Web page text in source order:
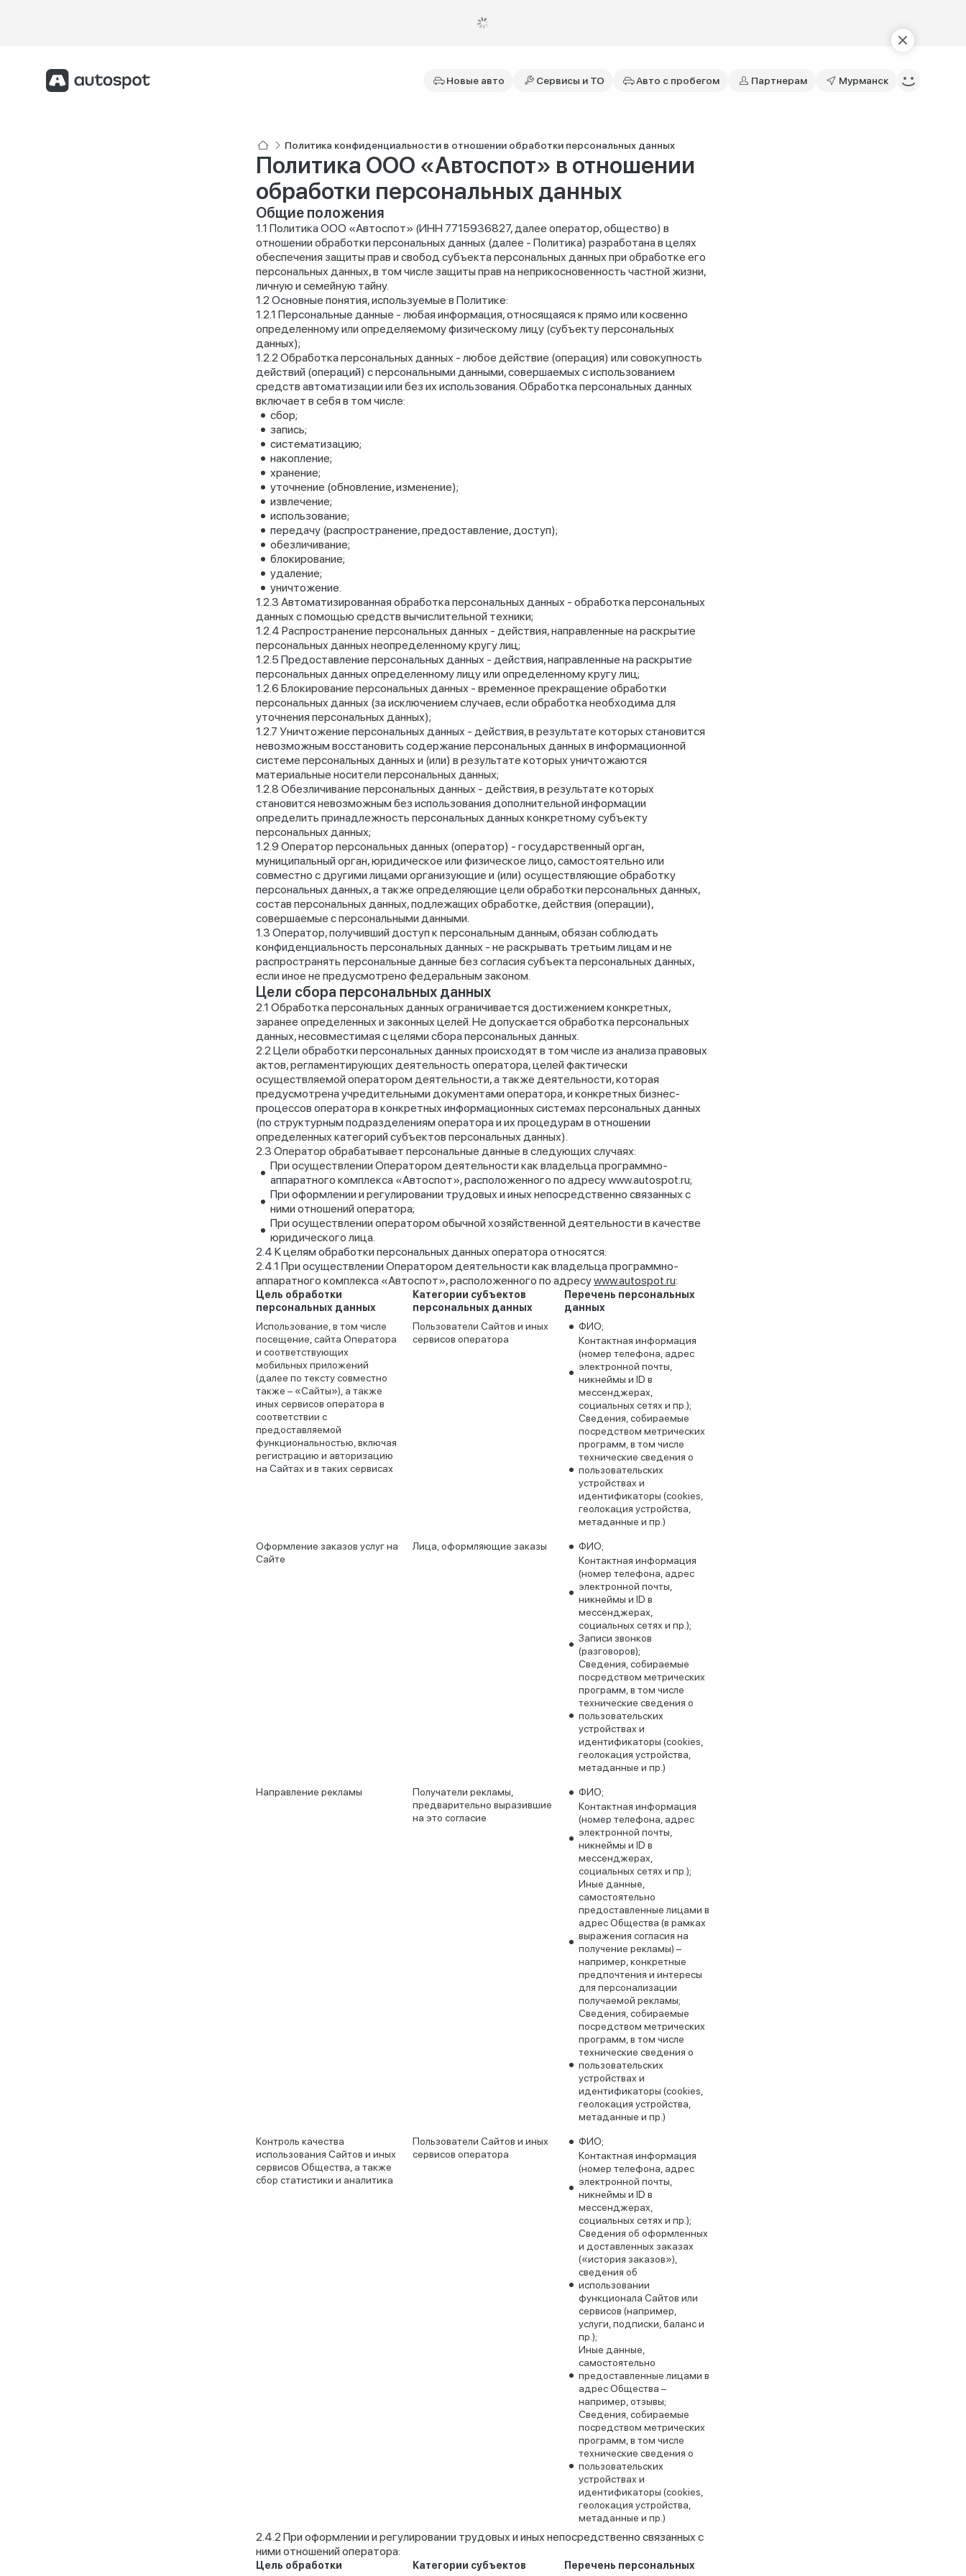
Новые авто Сервисы и ТО Авто с пробегом Партнерам Мурманск
Политика конфиденциальности в отношении обработки персональных данных
Политика ООО «Автоспот» в отношении
обработки персональных данных
Общие положения
Политика ООО «Автоспот» (ИНН 7715936827, далее оператор, общество) в
отношении обработки персональных данных (далее - Политика) разработана в целях
обеспечения защиты прав и свобод субъекта персональных данных при обработке его
персональных данных, в том числе защиты прав на неприкосновенность частной жизни,
личную и семейную тайну.
Основные понятия, используемые в Политике:
Персональные данные - любая информация, относящаяся к прямо или косвенно
определенному или определяемому физическому лицу (субъекту персональных
данных);
Обработка персональных данных - любое действие (операция) или совокупность
действий (операций) с персональными данными, совершаемых с использованием
средств автоматизации или без их использования. Обработка персональных данных
включает в себя в том числе:
сбор;
запись;
систематизацию;
накопление;
хранение;
уточнение (обновление, изменение);
извлечение;
использование;
передачу (распространение, предоставление, доступ);
обезличивание;
блокирование;
удаление;
уничтожение.
Автоматизированная обработка персональных данных - обработка персональных
данных с помощью средств вычислительной техники;
Распространение персональных данных - действия, направленные на раскрытие
персональных данных неопределенному кругу лиц;
Предоставление персональных данных - действия, направленные на раскрытие
персональных данных определенному лицу или определенному кругу лиц;
Блокирование персональных данных - временное прекращение обработки
персональных данных (за исключением случаев, если обработка необходима для
уточнения персональных данных);
Уничтожение персональных данных - действия, в результате которых становится
невозможным восстановить содержание персональных данных в информационной
системе персональных данных и (или) в результате которых уничтожаются
материальные носители персональных данных;
Обезличивание персональных данных - действия, в результате которых
становится невозможным без использования дополнительной информации
определить принадлежность персональных данных конкретному субъекту
персональных данных;
Оператор персональных данных (оператор) - государственный орган,
муниципальный орган, юридическое или физическое лицо, самостоятельно или
совместно с другими лицами организующие и (или) осуществляющие обработку
персональных данных, а также определяющие цели обработки персональных данных,
состав персональных данных, подлежащих обработке, действия (операции),
совершаемые с персональными данными.
Оператор, получивший доступ к персональным данным, обязан соблюдать
конфиденциальность персональных данных - не раскрывать третьим лицам и не
распространять персональные данные без согласия субъекта персональных данных,
если иное не предусмотрено федеральным законом.
Цели сбора персональных данных
Обработка персональных данных ограничивается достижением конкретных,
заранее определенных и законных целей. Не допускается обработка персональных
данных, несовместимая с целями сбора персональных данных.
Цели обработки персональных данных происходят в том числе из анализа правовых
актов, регламентирующих деятельность оператора, целей фактически
осуществляемой оператором деятельности, а также деятельности, которая
предусмотрена учредительными документами оператора, и конкретных бизнес-
процессов оператора в конкретных информационных системах персональных данных
(по структурным подразделениям оператора и их процедурам в отношении
определенных категорий субъектов персональных данных).
Оператор обрабатывает персональные данные в следующих случаях:
При осуществлении Оператором деятельности как владельца программно-
аппаратного комплекса «Автоспот», расположенного по адресу www.autospot.ru;
При оформлении и регулировании трудовых и иных непосредственно связанных с
ними отношений оператора;
При осуществлении оператором обычной хозяйственной деятельности в качестве
юридического лица.
К целям обработки персональных данных оператора относятся:
При осуществлении Оператором деятельности как владельца программно-
аппаратного комплекса «Автоспот», расположенного по адресуwww.autospot.ru:
Цель обработки
персональных данных
Категории субъектов
персональных данных
Перечень персональных
данных
Использование, в том числе
посещение, сайта Оператора
и соответствующих
мобильных приложений
(далее по тексту совместно
также – «Сайты»), а также
иных сервисов оператора в
соответствии с
предоставляемой
функциональностью, включая
регистрацию и авторизацию
на Сайтах и в таких сервисах
Пользователи Сайтов и иных
сервисов оператора
ФИО;
Контактная информация
(номер телефона, адрес
электронной почты,
никнеймы и ID в
мессенджерах,
социальных сетях и пр.);
Сведения, собираемые
посредством метрических
программ, в том числе
технические сведения о
пользовательских
устройствах и
идентификаторы (cookies,
геолокация устройства,
метаданные и пр.)
Оформление заказов услуг на
Сайте
Лица, оформляющие заказы
ФИО;
Контактная информация
(номер телефона, адрес
электронной почты,
никнеймы и ID в
мессенджерах,
социальных сетях и пр.);
Записи звонков
(разговоров);
Сведения, собираемые
посредством метрических
программ, в том числе
технические сведения о
пользовательских
устройствах и
идентификаторы (cookies,
геолокация устройства,
метаданные и пр.)
Направление рекламы
Получатели рекламы,
предварительно выразившие
на это согласие
ФИО;
Контактная информация
(номер телефона, адрес
электронной почты,
никнеймы и ID в
мессенджерах,
социальных сетях и пр.);
Иные данные,
самостоятельно
предоставленные лицами в
адрес Общества (в рамках
выражения согласия на
получение рекламы) –
например, конкретные
предпочтения и интересы
для персонализации
получаемой рекламы;
Сведения, собираемые
посредством метрических
программ, в том числе
технические сведения о
пользовательских
устройствах и
идентификаторы (cookies,
геолокация устройства,
метаданные и пр.)
Контроль качества
использования Сайтов и иных
сервисов Общества, а также
сбор статистики и аналитика
Пользователи Сайтов и иных
сервисов оператора
ФИО;
Контактная информация
(номер телефона, адрес
электронной почты,
никнеймы и ID в
мессенджерах,
социальных сетях и пр.);
Сведения об оформленных
и доставленных заказах
(«история заказов»),
сведения об
использовании
функционала Сайтов или
сервисов (например,
услуги, подписки, баланс и
пр.);
Иные данные,
самостоятельно
предоставленные лицами в
адрес Общества –
например, отзывы;
Сведения, собираемые
посредством метрических
программ, в том числе
технические сведения о
пользовательских
устройствах и
идентификаторы (cookies,
геолокация устройства,
метаданные и пр.)
При оформлении и регулировании трудовых и иных непосредственно связанных с
ними отношений оператора:
Цель обработки
Категории субъектов
Перечень персональных